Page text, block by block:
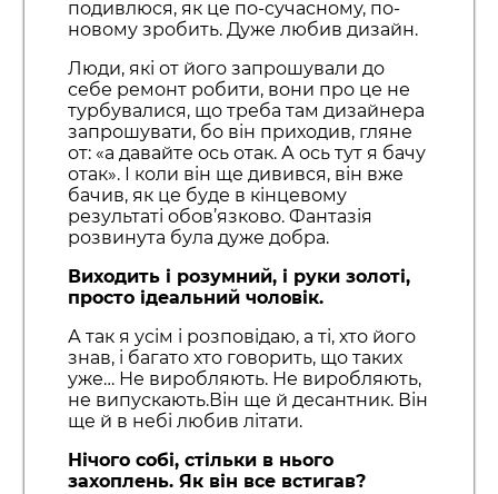
подивлюся, як це по-сучасному, по-
новому зробить. Дуже любив дизайн.
Люди, які от його запрошували до
себе ремонт робити, вони про це не
турбувалися, що треба там дизайнера
запрошувати, бо він приходив, гляне
от: «а давайте ось отак. А ось тут я бачу
отак». І коли він ще дивився, він вже
бачив, як це буде в кінцевому
результаті обов’язково. Фантазія
розвинута була дуже добра.
Виходить і розумний, і руки золоті,
просто ідеальний чоловік.
А так я усім і розповідаю, а ті, хто його
знав, і багато хто говорить, що таких
уже… Не виробляють. Не виробляють,
не випускають.Він ще й десантник. Він
ще й в небі любив літати.
Нічого собі, стільки в нього
захоплень. Як він все встигав?